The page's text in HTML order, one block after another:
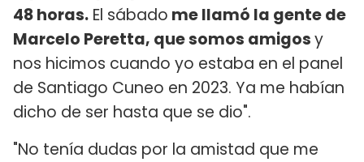
48 horas. El sábado me llamó la gente de
Marcelo Peretta, que somos amigosy
nos hicimos cuando yo estaba en el panel
de Santiago Cuneo en 2023. Ya me habían
dicho de ser hasta que se dio".
"No tenía dudas por la amistad que me